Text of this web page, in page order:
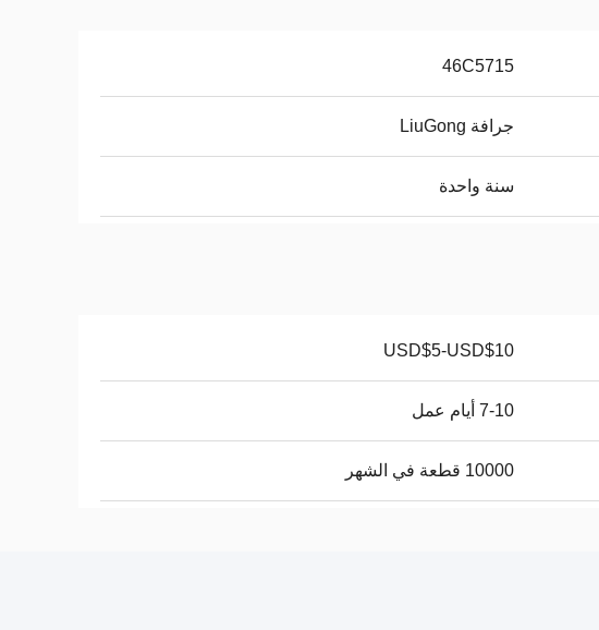
46C5715
جرافة LiuGong
سنة واحدة
USD$5-USD$10
7-10 أيام عمل
10000 قطعة في الشهر